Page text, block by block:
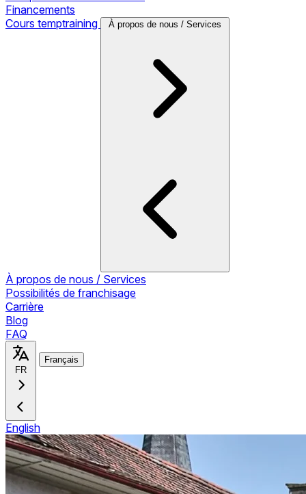
Financements
Cours temptraining
À propos de nous / Services
À propos de nous / Services
Possibilités de franchisage
Carrière
Blog
FAQ
FR
Français
English